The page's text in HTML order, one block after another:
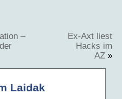
–
Ex-Axt liest
Hacks im
AZ »
Laidak